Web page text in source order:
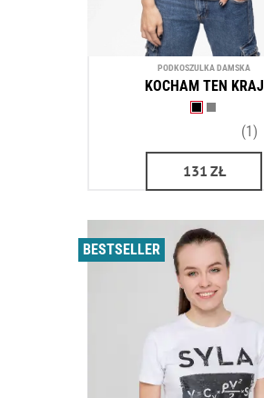
PODKOSZULKA DAMSKA
KOCHAM TEN KRAJ
(1)
131 ZŁ
BESTSELLER